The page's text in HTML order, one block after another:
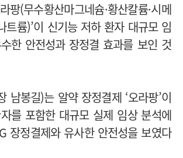
팡(무수황산마그네슘·황산칼륨·시메
트륨)’이 신기능 저하 환자 대규모 임
한 안전성과 장정결 효과를 보인 것
남봉길)는 알약 장정결제 ‘오라팡’이
를 포함한 대규모 실제 임상 분석에
장정결제와 유사한 안전성을 보였다